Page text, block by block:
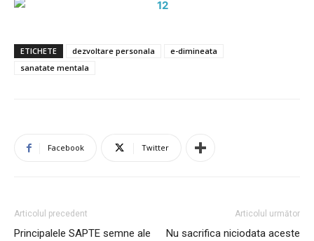
ETICHETE dezvoltare personala
e-dimineata
sanatate mentala
Facebook Twitter
Articolul precedent
Principalele SAPTE semne ale
Articolul următor
Nu sacrifica niciodata aceste